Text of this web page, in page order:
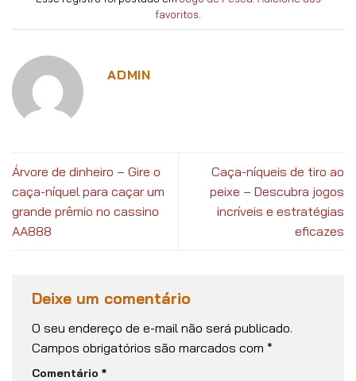
favoritos
ADMIN
Árvore de dinheiro – Gire o
caça-níquel para caçar um
grande prêmio no cassino
AA888
Caça-níqueis de tiro ao
peixe – Descubra jogos
incríveis e estratégias
eficazes
Deixe um comentário
O seu endereço de e-mail não será publicado.
Campos obrigatórios são marcados com *
Comentário *